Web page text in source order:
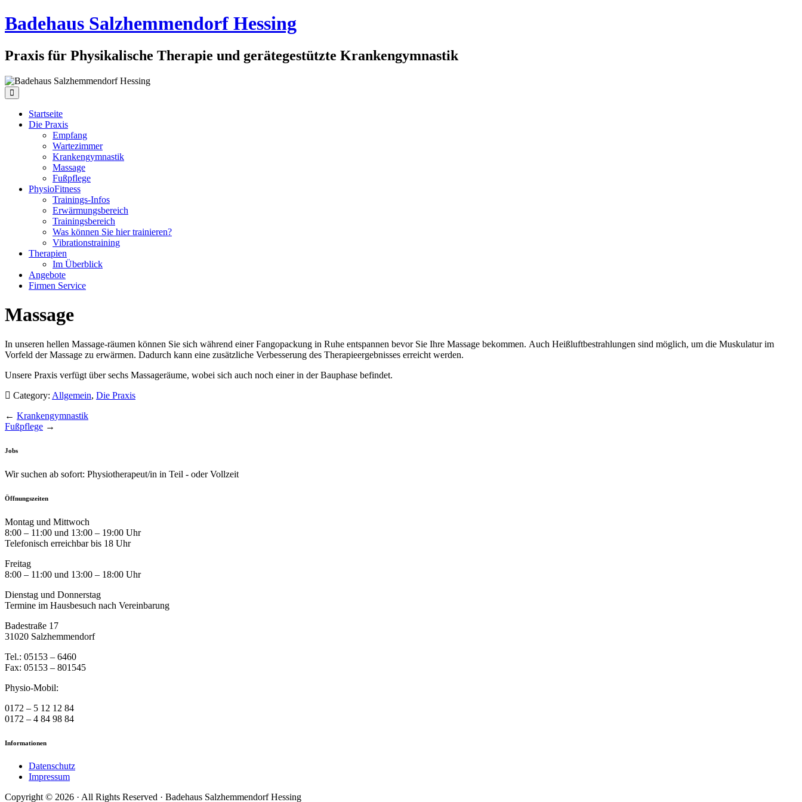
Badehaus Salzhemmendorf Hessing
Praxis für Physikalische Therapie und gerätegestützte Krankengymnastik
Startseite
Die Praxis
Empfang
Wartezimmer
Krankengymnastik
Massage
Fußpflege
PhysioFitness
Trainings-Infos
Erwärmungsbereich
Trainingsbereich
Was können Sie hier trainieren?
Vibrationstraining
Therapien
Im Überblick
Angebote
Firmen Service
Massage
In unseren hellen Massage-räumen können Sie sich während einer Fangopackung in Ruhe entspannen bevor Sie Ihre Massage bekommen. Auch Heißluftbestrahlungen sind möglich, um die Muskulatur im
Vorfeld der Massage zu erwärmen. Dadurch kann eine zusätzliche Verbesserung des Therapieergebnisses erreicht werden.
Unsere Praxis verfügt über sechs Massageräume, wobei sich auch noch einer in der Bauphase befindet.
Category: Allgemein, Die Praxis
← Krankengymnastik
Fußpflege →
Jobs
Wir suchen ab sofort: Physiotherapeut/in in Teil - oder Vollzeit
Öffnungszeiten
Montag und Mittwoch
8:00 – 11:00 und 13:00 – 19:00 Uhr
Telefonisch erreichbar bis 18 Uhr
Freitag
8:00 – 11:00 und 13:00 – 18:00 Uhr
Dienstag und Donnerstag
Termine im Hausbesuch nach Vereinbarung
Badestraße 17
31020 Salzhemmendorf
Tel.: 05153 – 6460
Fax: 05153 – 801545
Physio-Mobil:
0172 – 5 12 12 84
0172 – 4 84 98 84
Informationen
Datenschutz
Impressum
Copyright © 2026 · All Rights Reserved · Badehaus Salzhemmendorf Hessing